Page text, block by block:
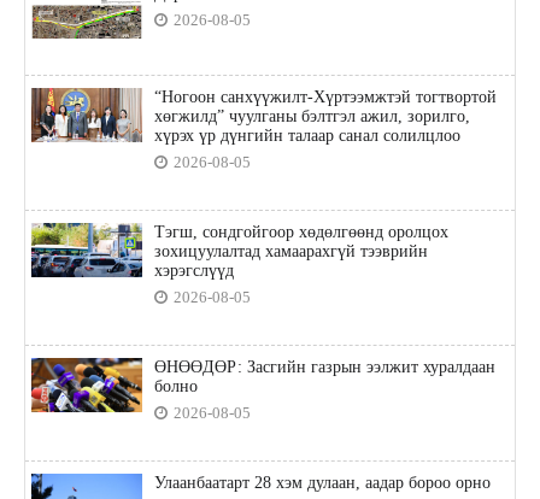
2026-08-05
“Ногоон санхүүжилт-Хүртээмжтэй тогтвортой
хөгжилд” чуулганы бэлтгэл ажил, зорилго,
хүрэх үр дүнгийн талаар санал солилцлоо
2026-08-05
Тэгш, сондгойгоор хөдөлгөөнд оролцох
зохицуулалтад хамаарахгүй тээврийн
хэрэгслүүд
2026-08-05
ӨНӨӨДӨР: Засгийн газрын ээлжит хуралдаан
болно
2026-08-05
Улаанбаатарт 28 хэм дулаан, аадар бороо орно